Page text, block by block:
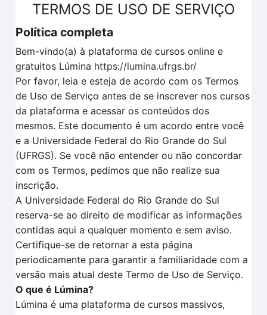
TERMOS DE USO DE SERVIÇO
Política completa
Bem-vindo(a) à plataforma de cursos online e
gratuitos Lúmina https://lumina.ufrgs.br/
Por favor, leia e esteja de acordo com os Termos
de Uso de Serviço antes de se inscrever nos cursos
da plataforma e acessar os conteúdos dos
mesmos. Este documento é um acordo entre você
e a Universidade Federal do Rio Grande do Sul
(UFRGS). Se você não entender ou não concordar
com os Termos, pedimos que não realize sua
inscrição.
A Universidade Federal do Rio Grande do Sul
reserva-se ao direito de modificar as informações
contidas aqui a qualquer momento e sem aviso.
Certifique-se de retornar a esta página
periodicamente para garantir a familiaridade com a
versão mais atual deste Termo de Uso de Serviço.
O que é Lúmina?
Lúmina é uma plataforma de cursos massivos,